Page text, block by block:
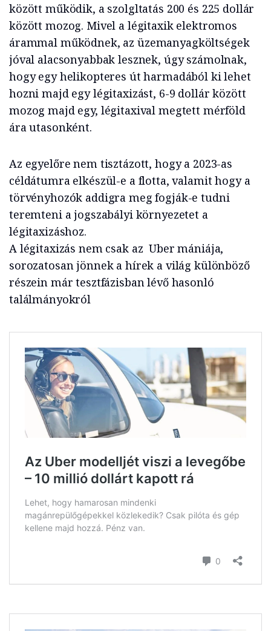
között működik, a szolgltatás 200 és 225 dollár
között mozog. Mivel a légitaxik elektromos
árammal működnek, az üzemanyagköltségek
jóval alacsonyabbak lesznek, úgy számolnak,
hogy egy helikopteres út harmadából ki lehet
hozni majd egy légitaxizást, 6-9 dollár között
mozog majd egy, légitaxival megtett mérföld
ára utasonként.
Az egyelőre nem tisztázott, hogy a 2023-as
céldátumra elkészül-e a flotta, valamit hogy a
törvényhozók addigra meg fogják-e tudni
teremteni a jogszabályi környezetet a
légitaxizáshoz.
A légitaxizás nem csak az Uber mániája,
sorozatosan jönnek a hírek a világ különböző
részein már tesztfázisban lévő hasonló
találmányokról